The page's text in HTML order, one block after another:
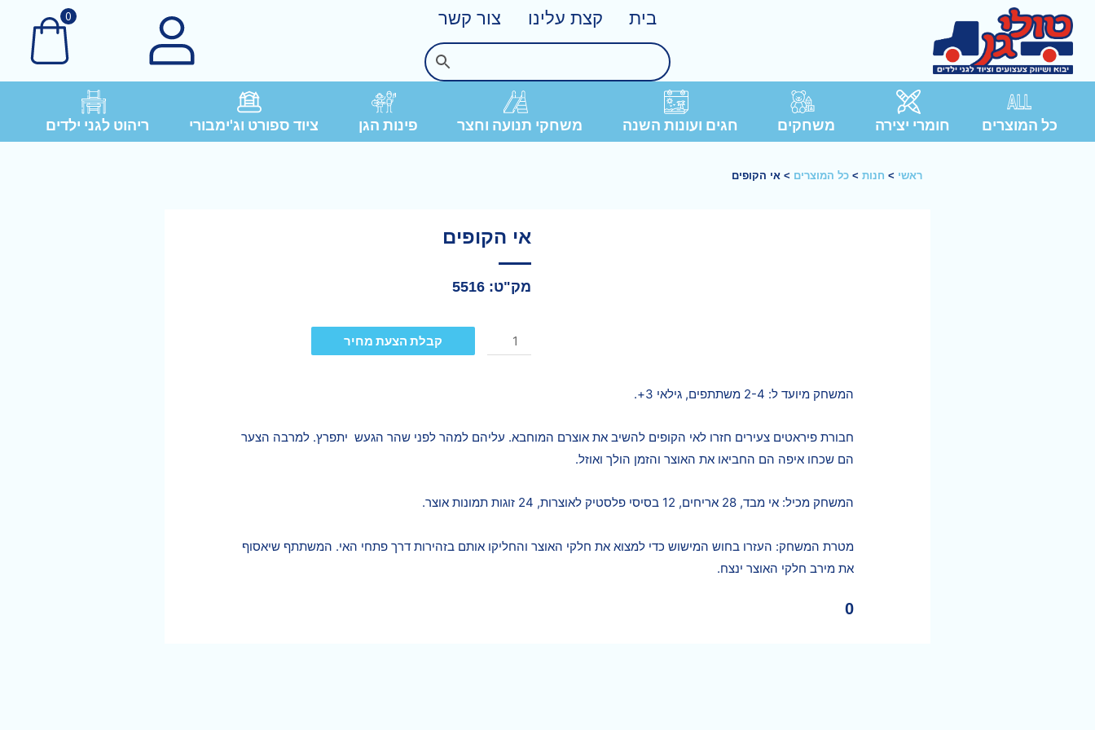
בית קצת עלינו צור קשר 0
כל המוצרים חומרי יצירה משחקים חגים ועונות השנה משחקי תנועה וחצר פינות הגן ציוד ספורט וג'ימבורי ריהוט לגני ילדים
ראשי > חנות> כל המוצרים > אי הקופים
אי הקופים
מק"ט: 5516
קבלת הצעת מחיר
המשחק מיועד ל: 2-4 משתתפים, גילאי 3+.
חבורת פיראטים צעירים חזרו לאי הקופים להשיב את אוצרם המוחבא. עליהם למהר לפני שהר הגעש יתפרץ. למרבה הצער
הם שכחו איפה הם החביאו את האוצר והזמן הולך ואוזל.
המשחק מכיל: אי מבד, 28 אריחים, 12 בסיסי פלסטיק לאוצרות, 24 זוגות תמונות אוצר.
מטרת המשחק: העזרו בחוש המישוש כדי למצוא את חלקי האוצר והחליקו אותם בזהירות דרך פתחי האי. המשתתף שיאסוף
את מירב חלקי האוצר ינצח.
0